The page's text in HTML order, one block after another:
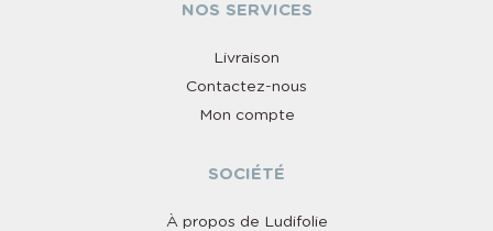
NOS SERVICES
Livraison
Contactez-nous
Mon compte
SOCIÉTÉ
À propos de Ludifolie